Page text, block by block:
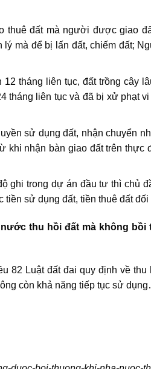
đất mà người được giao
mà để bị lấn đất, chiếm đất;
tháng liên tục, đất trồng cây
liên tục và đã bị xử phạt
sử dụng đất, nhận chuyển
nhận bàn giao đất trên thực
ghi trong dự án đầu tư thì chủ
sử dụng đất, tiền thuê đất
thu hồi đất mà không bồi
82 Luật đất đai quy định về
còn khả năng tiếp tục sử